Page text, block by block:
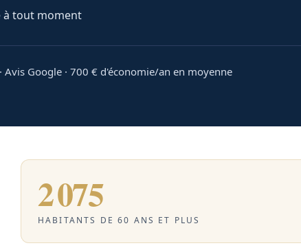
à tout moment
Avis Google · 700 € d'économie/an en moyenne
2 075
HABITANTS DE 60 ANS ET PLUS